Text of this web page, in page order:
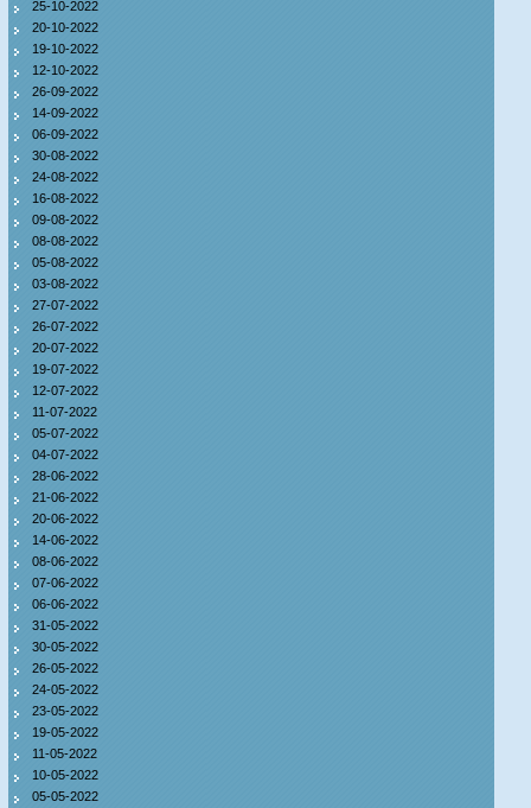
25-10-2022
20-10-2022
19-10-2022
12-10-2022
26-09-2022
14-09-2022
06-09-2022
30-08-2022
24-08-2022
16-08-2022
09-08-2022
08-08-2022
05-08-2022
03-08-2022
27-07-2022
26-07-2022
20-07-2022
19-07-2022
12-07-2022
11-07-2022
05-07-2022
04-07-2022
28-06-2022
21-06-2022
20-06-2022
14-06-2022
08-06-2022
07-06-2022
06-06-2022
31-05-2022
30-05-2022
26-05-2022
24-05-2022
23-05-2022
19-05-2022
11-05-2022
10-05-2022
05-05-2022